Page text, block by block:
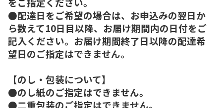
●配達日をご希望の場合は、お申込みの翌日か
ら数えて10日目以降、お届け期間内の日付をご
記入ください。お届け期間終了日以降の配達希
望日のご指定はできません。
【のし・包装について】
●のし紙のご指定はできません。
●二重包装のご指定はできません。